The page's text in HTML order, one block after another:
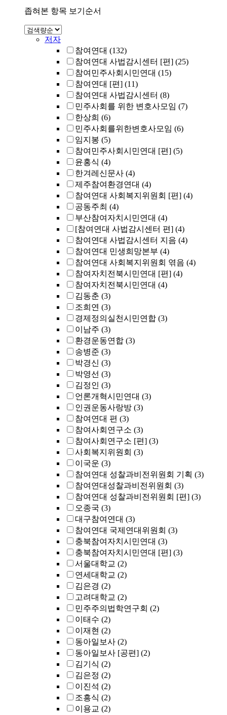
좁혀본 항목 보기순서
저자
참여연대 (132)
참여연대 사법감시센터 [편] (25)
참여민주사회시민연대 (15)
참여연대 [편] (11)
참여연대 사법감시센터 (8)
민주사회를 위한 변호사모임 (7)
한상희 (6)
민주사회를위한변호사모임 (6)
임지봉 (5)
참여민주사회시민연대 [편] (5)
윤홍식 (4)
한겨레신문사 (4)
제주참여환경연대 (4)
참여연대 사회복지위원회 [편] (4)
공동주최 (4)
부산참여자치시민연대 (4)
[참여연대 사법감시센터 편] (4)
참여연대 사법감시센터 지음 (4)
참여연대 민생희망본부 (4)
참여연대 사회복지위원회 엮음 (4)
참여자치전북시민연대 [편] (4)
참여자치전북시민연대 (4)
김동춘 (3)
조희연 (3)
경제정의실천시민연합 (3)
이남주 (3)
환경운동연합 (3)
송병준 (3)
박경신 (3)
박영선 (3)
김정인 (3)
언론개혁시민연대 (3)
인권운동사랑방 (3)
참여연대 편 (3)
참여사회연구소 (3)
참여사회연구소 [편] (3)
사회복지위원회 (3)
이국운 (3)
참여연대 성찰과비전위원회 기획 (3)
참여연대성찰과비전위원회 (3)
참여연대 성찰과비전위원회 [편] (3)
오종국 (3)
대구참여연대 (3)
참여연대 국제연대위원회 (3)
충북참여자치시민연대 (3)
충북참여자치시민연대 [편] (3)
서울대학교 (2)
연세대학교 (2)
김은경 (2)
고려대학교 (2)
민주주의법학연구회 (2)
이태수 (2)
이재현 (2)
동아일보사 (2)
동아일보사 [공편] (2)
김기식 (2)
김은정 (2)
이진석 (2)
조흥식 (2)
이용교 (2)